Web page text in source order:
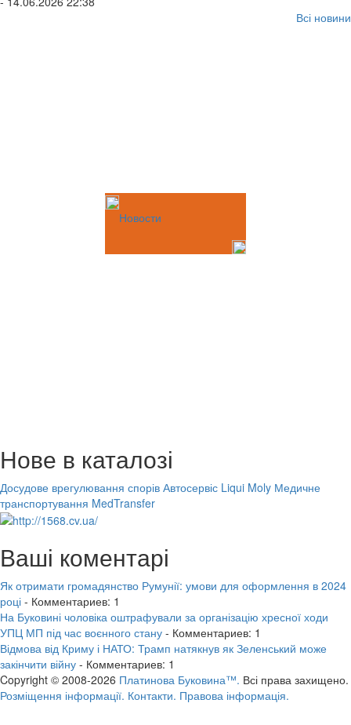
Всі новини
Новости
Нове в каталозі
Досудове врегулювання спорів Автосервіс Liqui Moly Медичне
транспортування MedTransfer
Ваші коментарі
Як отримати громадянство Румунії: умови для оформлення в 2024
році - Комментариев: 1
На Буковині чоловіка оштрафували за організацію хресної ходи
УПЦ МП під час воєнного стану - Комментариев: 1
Відмова від Криму і НАТО: Трамп натякнув як Зеленський може
закінчити війну - Комментариев: 1
Copyright © 2008-2026 Платинова Буковина™. Всі права захищено.
Розміщення інформації. Контакти. Правова інформація.